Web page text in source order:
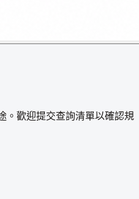
。歡迎提交查詢清單以確認規